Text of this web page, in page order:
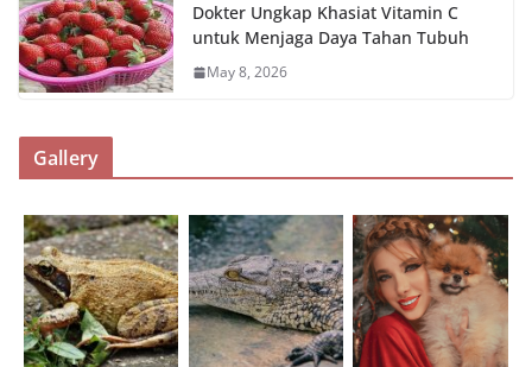
Dokter Ungkap Khasiat Vitamin C
untuk Menjaga Daya Tahan Tubuh
May 8, 2026
Gallery